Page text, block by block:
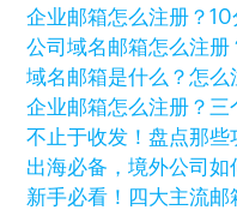
企业邮箱怎么注册？
公司域名邮箱怎么注
域名邮箱是什么？怎么
企业邮箱怎么注册？
不止于收发！盘点那
出海必备，境外公司如
新手必看！四大主流